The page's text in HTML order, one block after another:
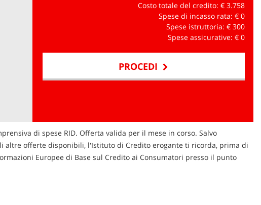
Costo totale del credito: € 3.758
Spese di incasso rata: € 0
Spese istruttoria: € 300
Spese assicurative: € 0
PROCEDI
di spese RID. Offerta valida per il mese in corso. Salvo
altre offerte disponibili, l'Istituto di Credito erogante ti ricorda, prima di
Europee di Base sul Credito ai Consumatori presso il punto